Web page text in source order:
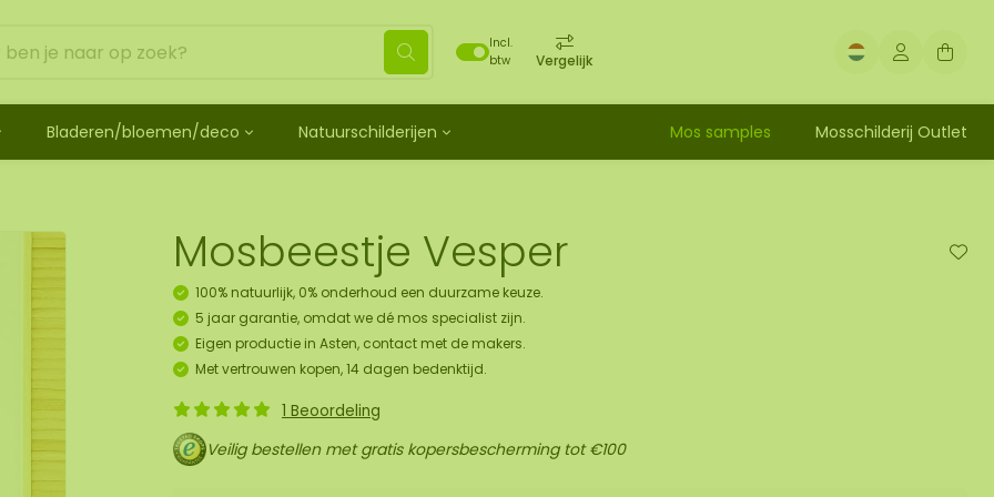
Incl.
btw
Vergelijk
Mosdots [TIP]
Mosdot Cuatro
Mosdot set
en spray
hanger pakket
Los mos behandeld
Bolmos
Fluff mos
ECO mos [Budget]
moscadeau idee
Bladeren/bloemen/deco
bladeren
kransen
Natuurschilderijen Mos samples Mosschilderij Outlet
Mosbeestje Vesper
100% natuurlijk, 0% onderhoud een duurzame keuze.
5 jaar garantie, omdat we dé mos specialist zijn.
Eigen productie in Asten, contact met de makers.
Met vertrouwen kopen, 14 dagen bedenktijd.
1 Beoordeling
Veilig bestellen met gratis kopersbescherming tot €100